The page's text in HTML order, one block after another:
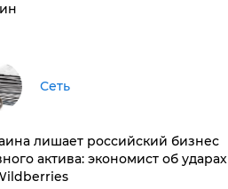
Сеть
лишает российский бизнес
актива: экономист об ударах